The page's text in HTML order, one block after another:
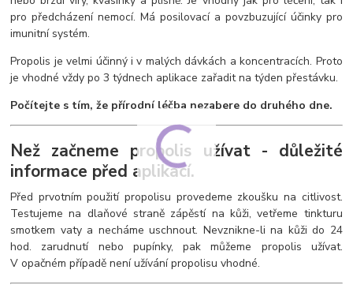
pro předcházení nemocí. Má posilovací a povzbuzující účinky pro
imunitní systém.
Propolis je velmi účinný i v malých dávkách a koncentracích. Proto
je vhodné vždy po 3 týdnech aplikace zařadit na týden přestávku.
Počítejte s tím, že přírodní léčba nezabere do druhého dne.
Než začneme propolis užívat - důležité
informace před aplikací.
Před prvotním použití propolisu provedeme zkoušku na citlivost.
Testujeme na dlaňové straně zápěstí na kůži, vetřeme tinkturu
smotkem vaty a necháme uschnout. Nevznikne-li na kůži do 24
hod. zarudnutí nebo pupínky, pak můžeme propolis užívat.
V opačném případě není užívání propolisu vhodné.